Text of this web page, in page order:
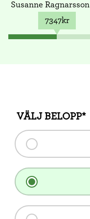
Susanne Ragnarsson
7347kr
VÄLJ BELOPP*